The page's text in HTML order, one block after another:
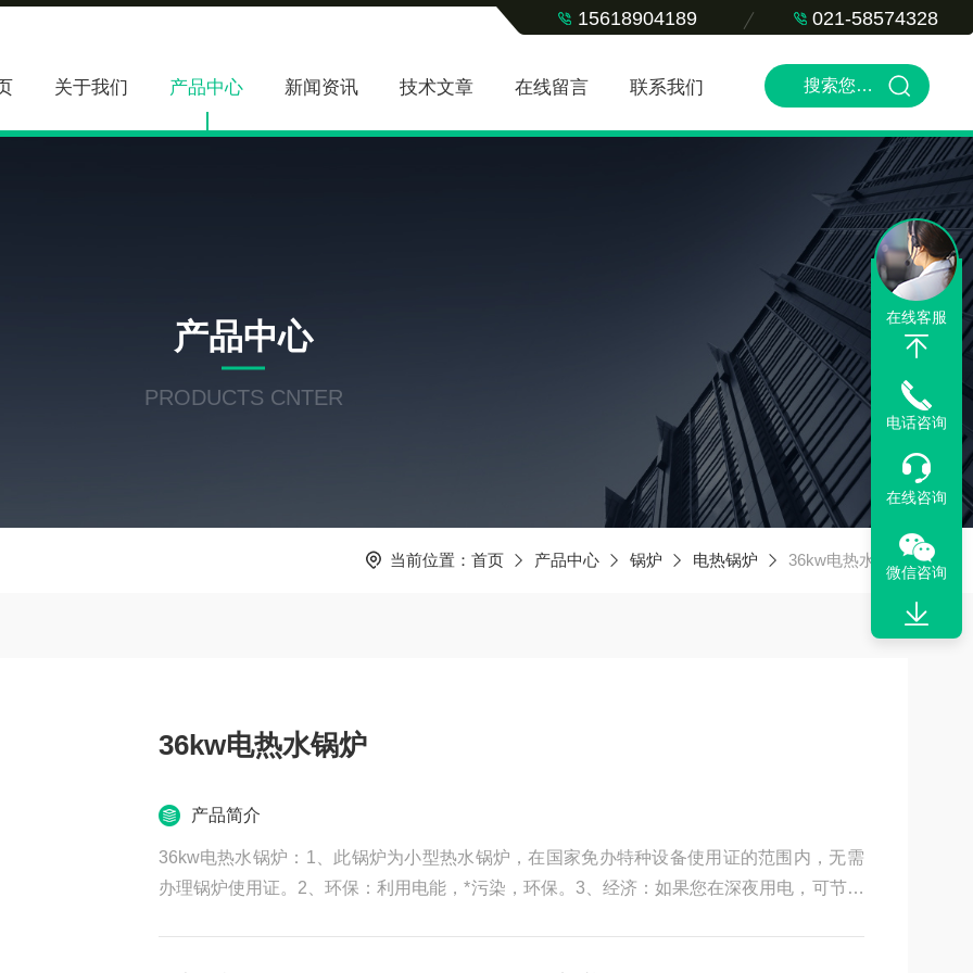
15618904189 021-58574328
关于我们 产品中心 新闻资讯 技术文章 在线留言 联系我们
产品中心
PRODUCTS CNTER
当前位置： 首页 产品中心 锅炉 电热锅炉 36kw电热水锅炉
36kw电热水锅炉
产品简介
36kw电热水锅炉：1、此锅炉为小型热水锅炉，在国家免办特种设备使用证的范围内，无需
办理锅炉使用证。2、环保：利用电能，*污染，环保。3、经济：如果您在深夜用电，可节约
在线客服
电话咨询
在线咨询
微信咨询